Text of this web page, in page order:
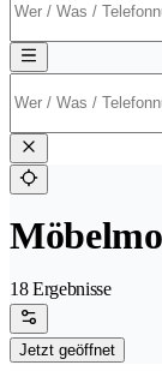
18 Ergebnisse
Jetzt geöffnet